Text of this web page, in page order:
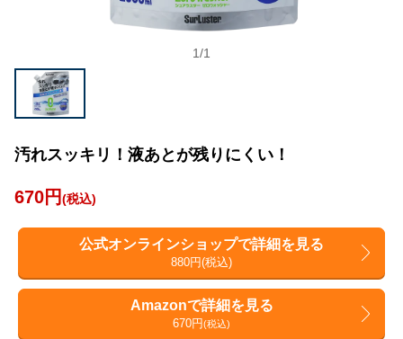
1/1
汚れスッキリ！液あとが残りにくい！
670円(税込)
公式オンラインショップで詳細を見る
880円(税込)
Amazonで詳細を見る
670円(税込)